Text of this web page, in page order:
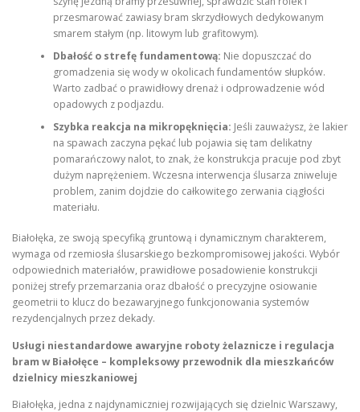
przesmarować zawiasy bram skrzydłowych dedykowanym
smarem stałym (np. litowym lub grafitowym).
Dbałość o strefę fundamentową: Nie dopuszczać do
gromadzenia się wody w okolicach fundamentów słupków.
Warto zadbać o prawidłowy drenaż i odprowadzenie wód
opadowych z podjazdu.
Szybka reakcja na mikropęknięcia: Jeśli zauważysz, że lakier
na spawach zaczyna pękać lub pojawia się tam delikatny
pomarańczowy nalot, to znak, że konstrukcja pracuje pod zbyt
dużym naprężeniem. Wczesna interwencja ślusarza zniweluje
problem, zanim dojdzie do całkowitego zerwania ciągłości
materiału.
Białołęka, ze swoją specyfiką gruntową i dynamicznym charakterem,
wymaga od rzemiosła ślusarskiego bezkompromisowej jakości. Wybór
odpowiednich materiałów, prawidłowe posadowienie konstrukcji
poniżej strefy przemarzania oraz dbałość o precyzyjne osiowanie
geometrii to klucz do bezawaryjnego funkcjonowania systemów
rezydencjalnych przez dekady.
Usługi niestandardowe awaryjne roboty żelaznicze i regulacja
bram w Białołęce – kompleksowy przewodnik dla mieszkańców
dzielnicy mieszkaniowej
Białołęka, jedna z najdynamiczniej rozwijających się dzielnic Warszawy,